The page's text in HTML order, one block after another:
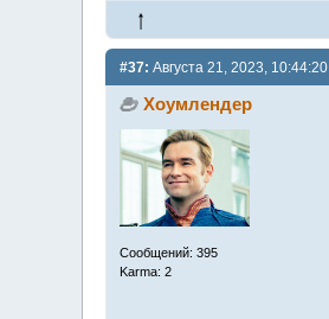
#37: Августа 21, 2023, 10:44:20
Хоумлендер
Сообщений: 395
Karma: 2